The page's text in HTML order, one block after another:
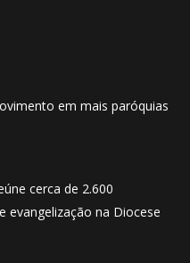
em mais paróquias
cerca de 2.600
evangelização na Diocese